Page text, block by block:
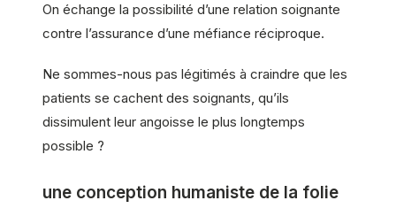
On échange la possibilité d’une relation soignante
contre l’assurance d’une méfiance réciproque.
Ne sommes-nous pas légitimés à craindre que les
patients se cachent des soignants, qu’ils
dissimulent leur angoisse le plus longtemps
possible ?
une conception humaniste de la folie